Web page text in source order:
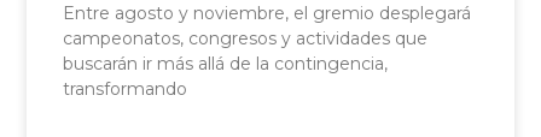
Entre agosto y noviembre, el gremio desplegará
campeonatos, congresos y actividades que
buscarán ir más allá de la contingencia,
transformando